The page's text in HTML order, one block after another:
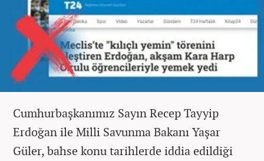
Cumhurbaşkanımız Sayın Recep Tayyip
Erdoğan ile Milli Savunma Bakanı Yaşar
Güler, bahse konu tarihlerde iddia edildiği